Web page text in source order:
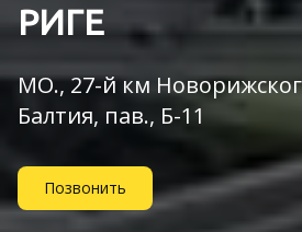
РИГЕ
МО., 27-й км
Балтия, пав., Б-11
Позвонить